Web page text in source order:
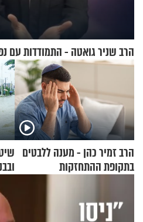
הרב שניר גואטה - התמודדות עם
הרב זמיר כהן - מענה ללבטים
בתקופת ההתחזקות